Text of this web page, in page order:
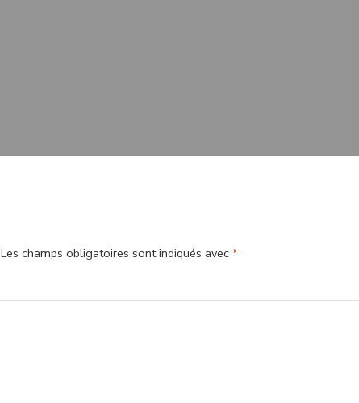
Les champs obligatoires sont indiqués avec *